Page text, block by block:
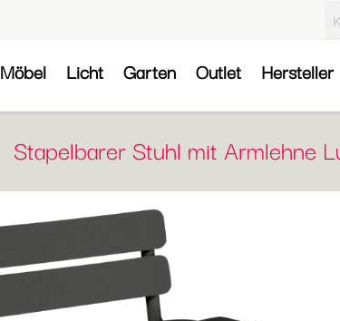
Möbel Licht Garten Outlet Hersteller
Stapelbarer Stuhl mit Armlehne